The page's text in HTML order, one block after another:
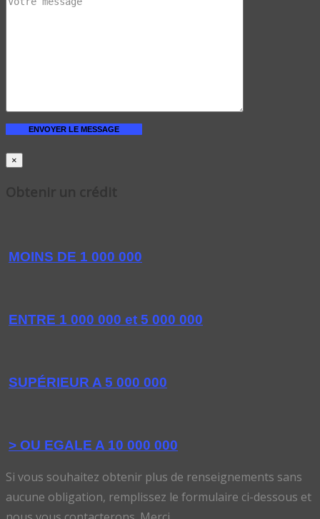
×
MOINS DE 1 000 000
ENTRE 1 000 000 et 5 000 000
SUPÉRIEUR A 5 000 000
> OU EGALE A 10 000 000
Si vous souhaitez obtenir plus de renseignements sans
aucune obligation, remplissez le formulaire ci-dessous et